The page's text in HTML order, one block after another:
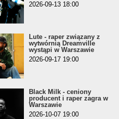
2026-09-13 18:00
Lute - raper związany z
wytwórnią Dreamville
wystąpi w Warszawie
2026-09-17 19:00
Black Milk - ceniony
producent i raper zagra w
Warszawie
2026-10-07 19:00